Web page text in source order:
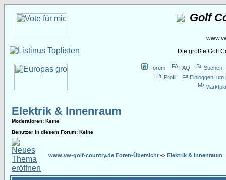
Golf
Die größte Golf
Forum FAQ
Suchen
Profil
Einloggen,
Elektrik & Innenraum
Moderatoren: Keine
Benutzer in diesem Forum: Keine
www.vw-golf-country.de Foren-Übersicht -> Elektrik & Innenraum